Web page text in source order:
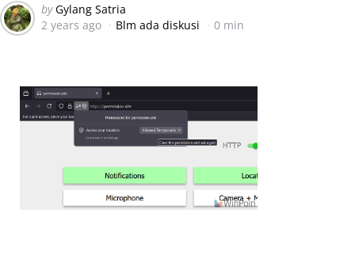
Posted
by
by Gylang Satria
2 years ago
Blm ada diskusi 0 min